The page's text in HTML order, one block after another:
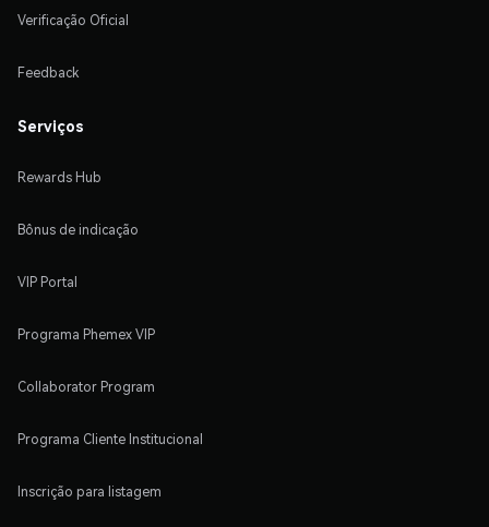
Verificação Oficial
Feedback
Serviços
Rewards Hub
Bônus de indicação
VIP Portal
Programa Phemex VIP
Collaborator Program
Programa Cliente Institucional
Inscrição para listagem